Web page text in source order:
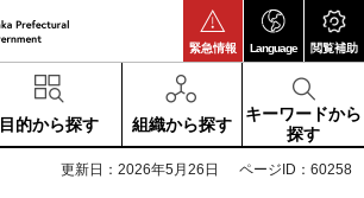
緊急情報 Language 閲覧補助
目的から探す 組織から探す
キーワードから
探す
更新日：2026年5月26日 ページID：60258